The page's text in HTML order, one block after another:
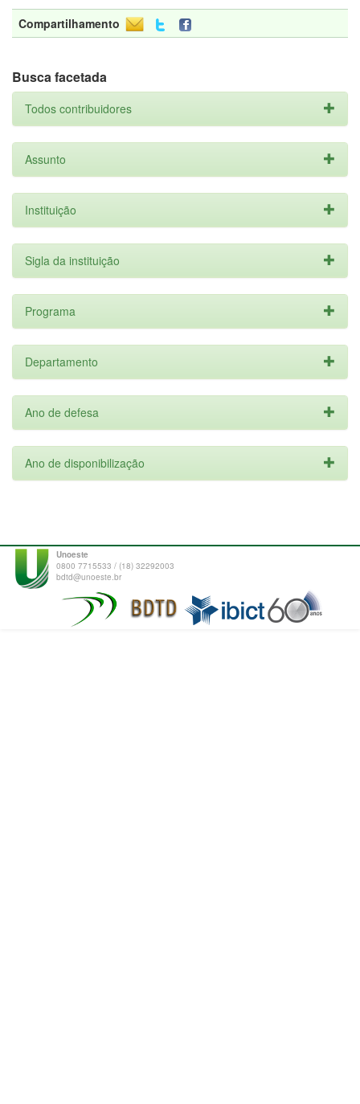
Compartilhamento
Busca facetada
Todos contribuidores
Assunto
Instituição
Sigla da instituição
Programa
Departamento
Ano de defesa
Ano de disponibilização
Unoeste
0800 7715533 / (18) 32292003
bdtd@unoeste.br